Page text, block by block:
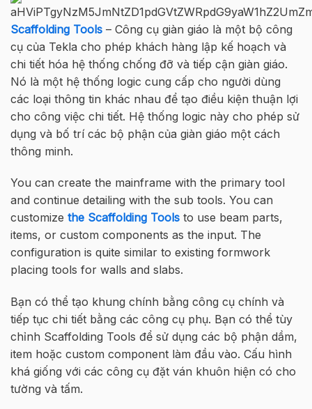
Scaffolding Tools – Công cụ giàn giáo là một bộ công
cụ của Tekla cho phép khách hàng lập kế hoạch và
chi tiết hóa hệ thống chống đỡ và tiếp cận giàn giáo.
Nó là một hệ thống logic cung cấp cho người dùng
các loại thông tin khác nhau để tạo điều kiện thuận lợi
cho công việc chi tiết. Hệ thống logic này cho phép sử
dụng và bố trí các bộ phận của giàn giáo một cách
thông minh.
You can create the mainframe with the primary tool
and continue detailing with the sub tools. You can
customize the Scaffolding Tools to use beam parts,
items, or custom components as the input. The
configuration is quite similar to existing formwork
placing tools for walls and slabs.
Bạn có thể tạo khung chính bằng công cụ chính và
tiếp tục chi tiết bằng các công cụ phụ. Bạn có thể tùy
chỉnh Scaffolding Tools để sử dụng các bộ phận dầm,
item hoặc custom component làm đầu vào. Cấu hình
khá giống với các công cụ đặt ván khuôn hiện có cho
tường và tấm.